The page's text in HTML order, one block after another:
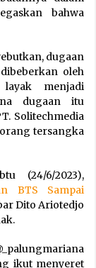
bahwa
dugaan
oleh
menjadi
dugaan itu
Solitechmedia
tersangka
(24/6/2023),
BTS Sampai
Dito Ariotedjo
ikut menyeret